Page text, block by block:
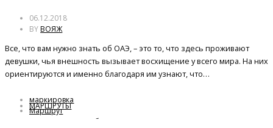
06.12.2018
BYВОЯЖ
Все, что вам нужно знать об ОАЭ, – это то, что здесь проживают
девушки, чья внешность вызывает восхищение у всего мира. На них
ориентируются и именно благодаря им узнают, что…
МАРШРУТЫ
маркировка
Маршрут
Нижегородская область